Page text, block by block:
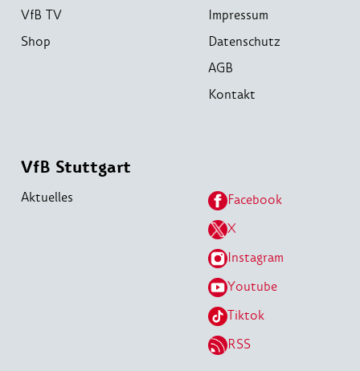
VfB TV
Shop
Impressum
Datenschutz
AGB
Kontakt
VfB Stuttgart
Aktuelles
Facebook
X
Instagram
Youtube
Tiktok
RSS